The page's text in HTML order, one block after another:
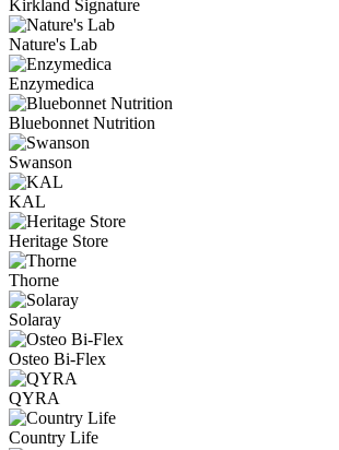
Kirkland Signature
Nature's Lab
Enzymedica
Bluebonnet Nutrition
Swanson
KAL
Heritage Store
Thorne
Solaray
Osteo Bi-Flex
QYRA
Country Life